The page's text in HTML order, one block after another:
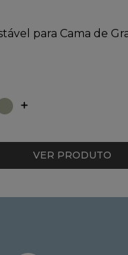
para Cama de
VER PRODUTO